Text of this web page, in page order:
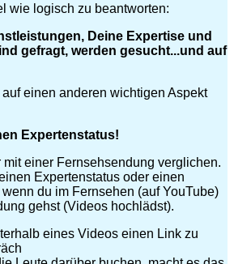
wie logisch zu beantworten:
Deine Expertise und
gefragt, werden gesucht...und auf
einen anderen wichtigen Aspekt
Expertenstatus!
mit einer Fernsehsendung verglichen.
Expertenstatus oder einen
wenn du im Fernsehen (auf YouTube)
gehst (Videos hochlädst).
eines Videos einen Link zu